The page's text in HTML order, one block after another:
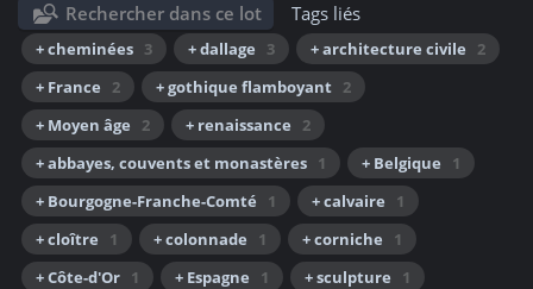
Rechercher dans ce lot Tags liés
+ cheminées 3 + dallage 3 + architecture civile
2
+ France
2 + gothique flamboyant 2
+ Moyen âge
2 + renaissance
2
+ abbayes, couvents et monastères 1 + Belgique
1
+ Bourgogne-Franche-Comté
1 + calvaire
1
+ cloître
1 + colonnade 1 + corniche
1
+ Côte-d'Or 1 + Espagne 1 + sculpture
1